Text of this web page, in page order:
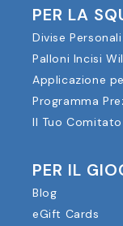
PER LA
Divise
Palloni Incisi
Applicazione
Programma
Il Tuo
PER IL
Blog
eGift Cards